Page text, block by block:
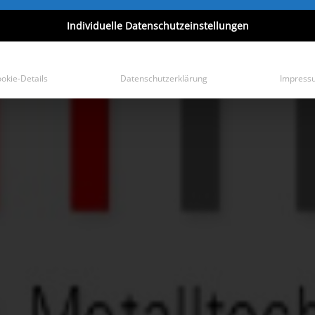
Individuelle Datenschutzeinstellungen
Details Datenschutzerklärung